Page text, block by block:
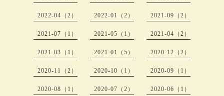
2022-04（2） 2022-01（2） 2021-09（2）
2021-07（1） 2021-05（1） 2021-04（2）
2021-03（1） 2021-01（5） 2020-12（2）
2020-11（2） 2020-10（1） 2020-09（1）
2020-08（1） 2020-07（2） 2020-06（1）